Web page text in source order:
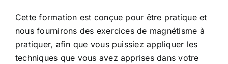
Cette formation est conçue pour être pratique et
nous fournirons des exercices de magnétisme à
pratiquer, afin que vous puissiez appliquer les
techniques que vous avez apprises dans votre